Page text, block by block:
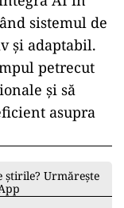
sistemul de
și adaptabil.
petrecut
și să
asupra
știrile? Urmărește